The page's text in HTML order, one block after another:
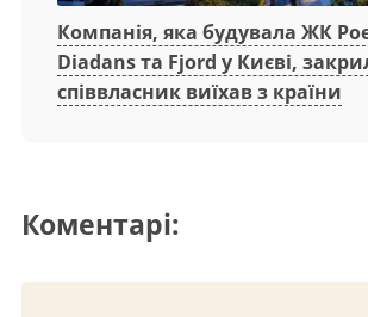
Компанія, яка будувала ЖК
Diadans та Fjord у Києві,
співвласник виїхав з країни
Коментарі: